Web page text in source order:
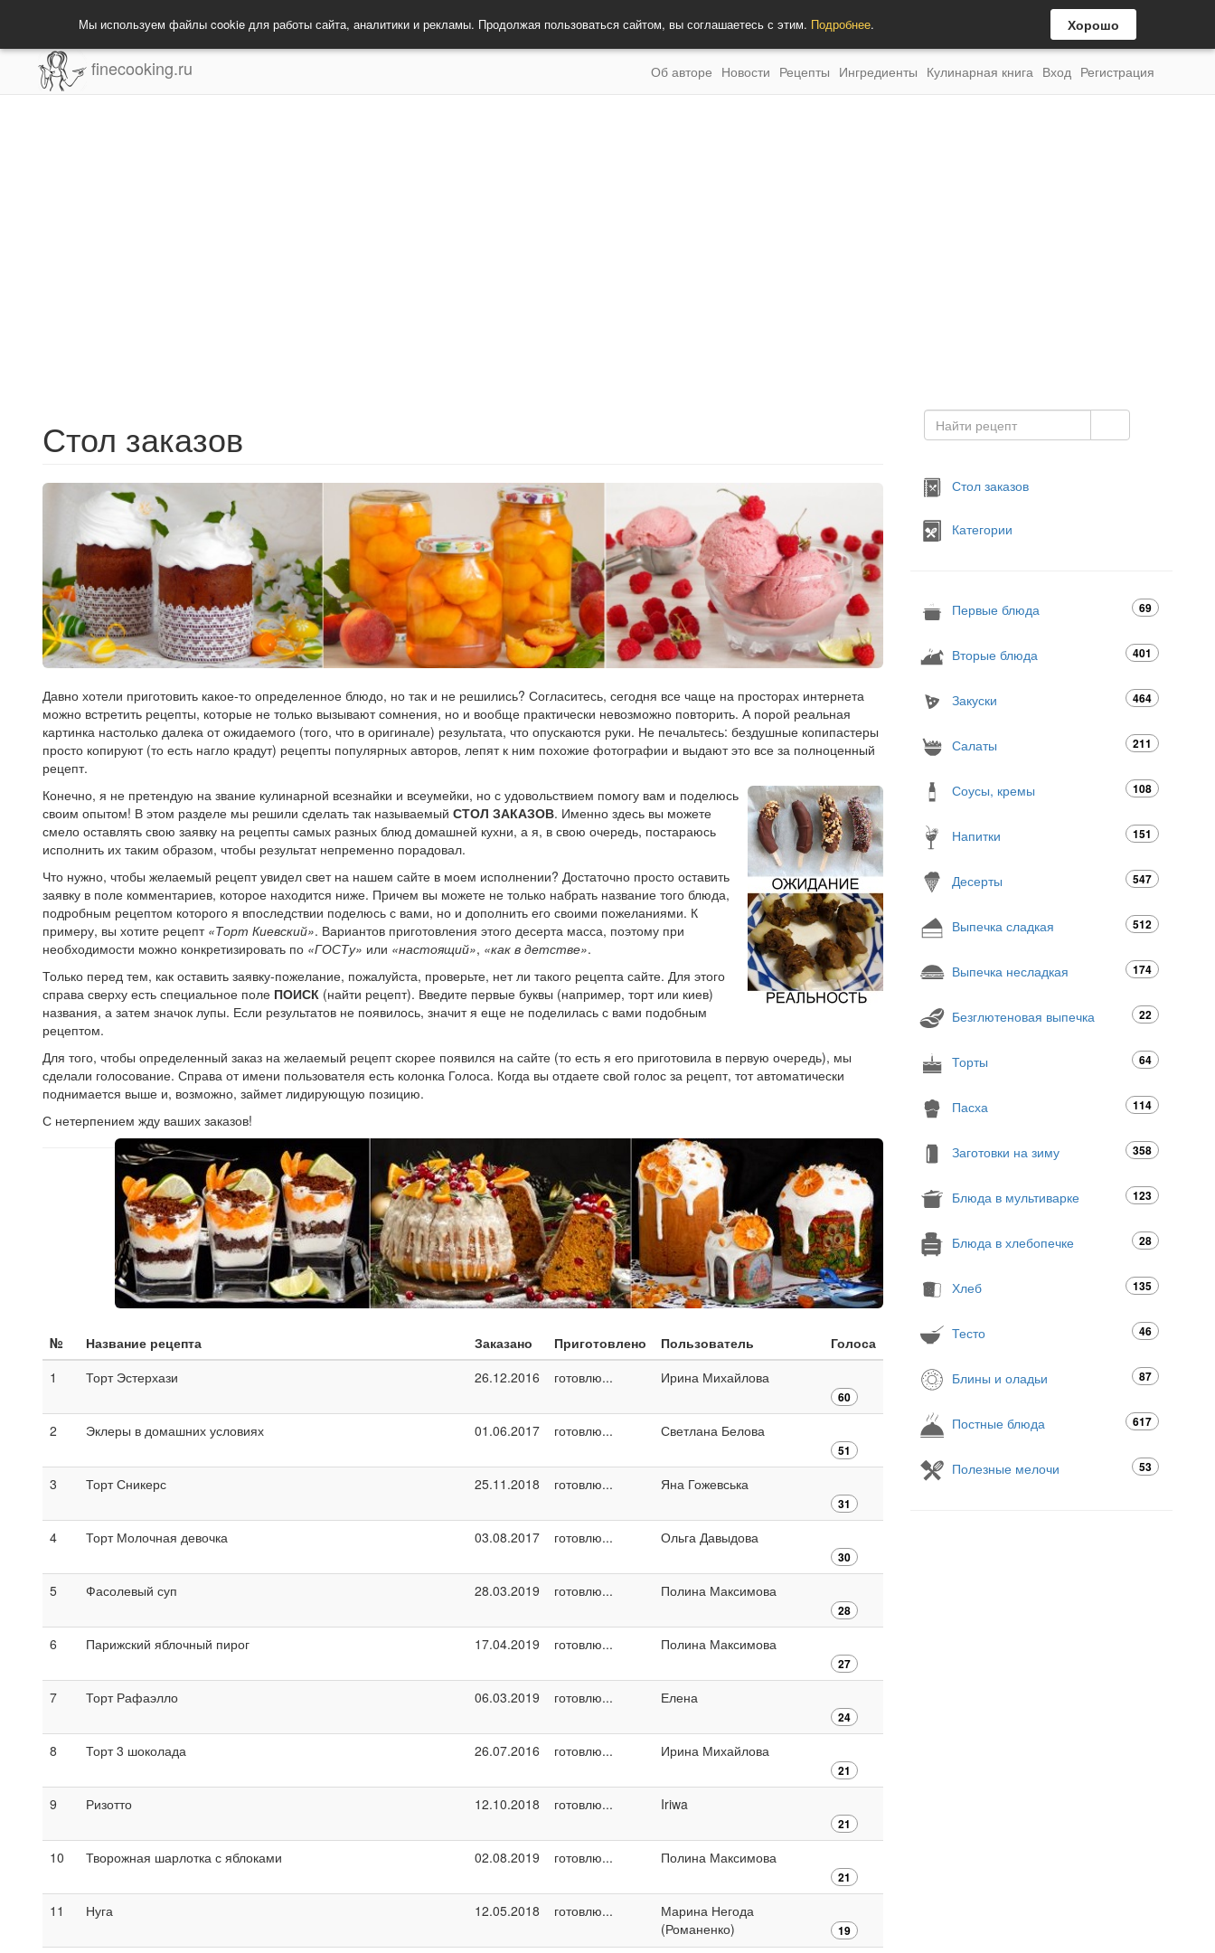
Мы используем файлы cookie для работы сайта, аналитики и рекламы. Продолжая пользоваться сайтом, вы соглашаетесь с этим. Подробнее. Хорошо
finecooking.ru Об авторе Новости Рецепты Ингредиенты Кулинарная книга Вход Регистрация
Стол заказов
Давно хотели приготовить какое-то определенное блюдо, но так и не решились? Согласитесь, сегодня все чаще на просторах интернета
можно встретить рецепты, которые не только вызывают сомнения, но и вообще практически невозможно повторить. А порой реальная
картинка настолько далека от ожидаемого (того, что в оригинале) результата, что опускаются руки. Не печальтесь: бездушные копипастеры
просто копируют (то есть нагло крадут) рецепты популярных авторов, лепят к ним похожие фотографии и выдают это все за полноценный
рецепт.
Конечно, я не претендую на звание кулинарной всезнайки и всеумейки, но с удовольствием помогу вам и поделюсь
своим опытом! В этом разделе мы решили сделать так называемый СТОЛ ЗАКАЗОВ. Именно здесь вы можете
смело оставлять свою заявку на рецепты самых разных блюд домашней кухни, а я, в свою очередь, постараюсь
исполнить их таким образом, чтобы результат непременно порадовал.
Что нужно, чтобы желаемый рецепт увидел свет на нашем сайте в моем исполнении? Достаточно просто оставить
заявку в поле комментариев, которое находится ниже. Причем вы можете не только набрать название того блюда,
подробным рецептом которого я впоследствии поделюсь с вами, но и дополнить его своими пожеланиями. К
примеру, вы хотите рецепт «Торт Киевский». Вариантов приготовления этого десерта масса, поэтому при
необходимости можно конкретизировать по «ГОСТу» или «настоящий», «как в детстве».
Только перед тем, как оставить заявку-пожелание, пожалуйста, проверьте, нет ли такого рецепта сайте. Для этого
справа сверху есть специальное поле ПОИСК (найти рецепт). Введите первые буквы (например, торт или киев)
названия, а затем значок лупы. Если результатов не появилось, значит я еще не поделилась с вами подобным
рецептом.
Для того, чтобы определенный заказ на желаемый рецепт скорее появился на сайте (то есть я его приготовила в первую очередь), мы
сделали голосование. Справа от имени пользователя есть колонка Голоса. Когда вы отдаете свой голос за рецепт, тот автоматически
поднимается выше и, возможно, займет лидирующую позицию.
С нетерпением жду ваших заказов!
№ Название рецепта Заказано Приготовлено Пользователь
Голоса
1
Торт Эстерхази 26.12.2016 готовлю... Ирина Михайлова
60
2 Эклеры в домашних условиях 01.06.2017 готовлю... Светлана Белова
51
3 Торт Сникерс 25.11.2018 готовлю... Яна Гожевська
31
4 Торт Молочная девочка 03.08.2017 готовлю... Ольга Давыдова
30
5 Фасолевый суп 28.03.2019 готовлю... Полина Максимова
28
6 Парижский яблочный пирог 17.04.2019 готовлю... Полина Максимова
27
7 Торт Рафаэлло 06.03.2019 готовлю... Елена
24
8 Торт 3 шоколада 26.07.2016 готовлю... Ирина Михайлова
21
9 Ризотто 12.10.2018 готовлю... Iriwa
21
10 Творожная шарлотка с яблоками 02.08.2019 готовлю... Полина Максимова
21
11 Нуга 12.05.2018 готовлю...
Марина Негода
(Романенко)
19
Стол заказов
Категории
Первые блюда 69
Вторые блюда 401
Закуски 464
Салаты 211
Соусы, кремы 108
Напитки 151
Десерты 547
Выпечка сладкая 512
Выпечка несладкая 174
Безглютеновая выпечка 22
Торты 64
Пасха 114
Заготовки на зиму 358
Блюда в мультиварке 123
Блюда в хлебопечке 28
Хлеб 135
Тесто 46
Блины и оладьи 87
Постные блюда 617
Полезные мелочи 53